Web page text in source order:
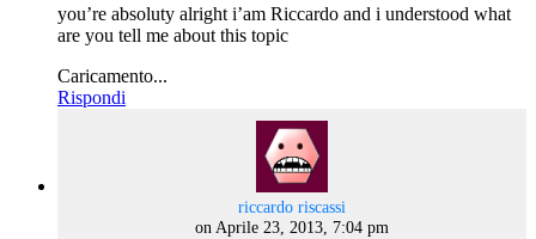
you’re absoluty alright i’am Riccardo and i understood what
are you tell me about this topic
Caricamento...
Rispondi
riccardo riscassi
on Aprile 23, 2013, 7:04 pm